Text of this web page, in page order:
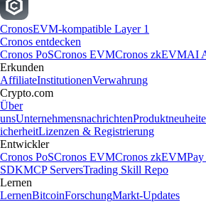
CronosEVM-kompatible Layer 1
Cronos entdecken
Cronos PoSCronos EVMCronos zkEVMAI
Erkunden
AffiliateInstitutionenVerwahrung
Crypto.com
Über
unsUnternehmensnachrichten
icherheitLizenzen & Registrierung
Entwickler
Cronos PoSCronos EVMCronos zkEVM
SDKMCP ServersTrading Skill Repo
Lernen
LernenBitcoinForschungMarkt-Updates